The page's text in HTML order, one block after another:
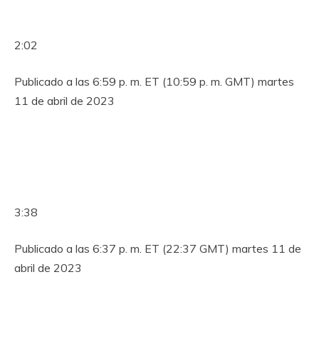
2:02
Publicado a las 6:59 p. m. ET (10:59 p. m. GMT) martes
11 de abril de 2023
3:38
Publicado a las 6:37 p. m. ET (22:37 GMT) martes 11 de
abril de 2023